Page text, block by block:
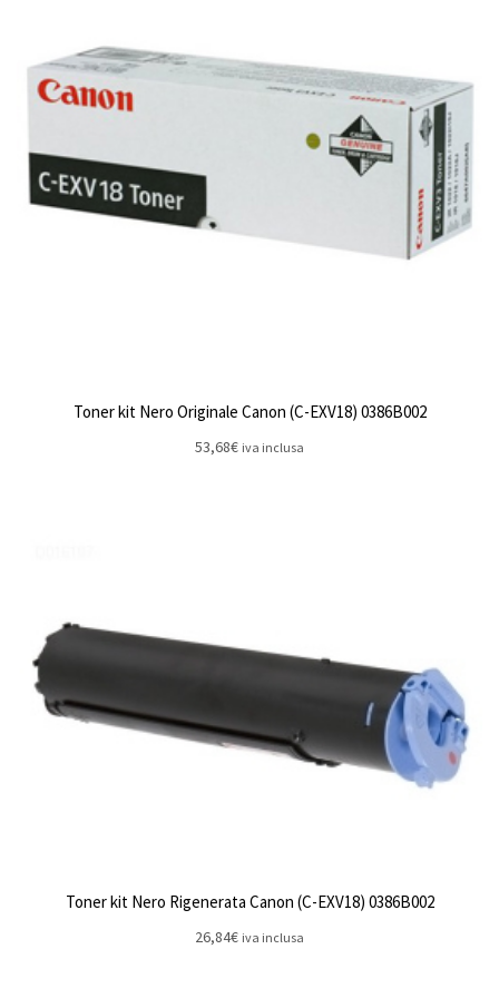
Toner kit Nero Originale Canon (C-EXV18) 0386B002
53,68€ iva inclusa
Toner kit Nero Rigenerata Canon (C-EXV18) 0386B002
26,84€ iva inclusa